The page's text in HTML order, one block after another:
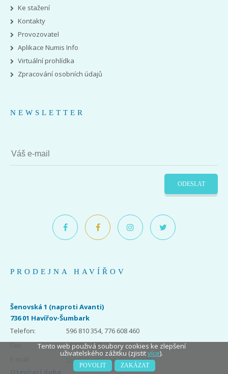
Ke stažení
Kontakty
Provozovatel
Aplikace Numis Info
Virtuální prohlídka
Zpracování osobních údajů
NEWSLETTER
ODESLAT
PRODEJNA HAVÍŘOV
Šenovská 1 (naproti Avanti)
736 01 Havířov-Šumbark
Telefon:
596 810 354, 776 608 460
596 810 453
prodejna@hobbyhavirov.cz
Tento web použivá soubory cookies ke zlepšení
uživatelského zážitku (zjistitvíce).
POVOLIT ZAKÁZAT